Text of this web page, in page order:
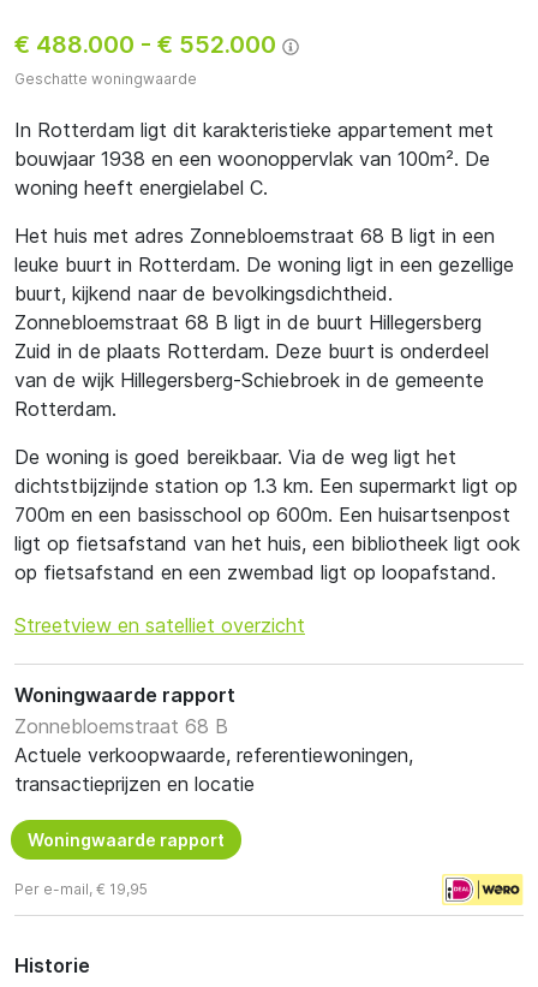
€ 488.000 - € 552.000
Geschatte woningwaarde
In Rotterdam ligt dit karakteristieke appartement met
bouwjaar 1938 en een woonoppervlak van 100m². De
woning heeft energielabel C.
Het huis met adres Zonnebloemstraat 68 B ligt in een
leuke buurt in Rotterdam. De woning ligt in een gezellige
buurt, kijkend naar de bevolkingsdichtheid.
Zonnebloemstraat 68 B ligt in de buurt Hillegersberg
Zuid in de plaats Rotterdam. Deze buurt is onderdeel
van de wijk Hillegersberg-Schiebroek in de gemeente
Rotterdam.
De woning is goed bereikbaar. Via de weg ligt het
dichtstbijzijnde station op 1.3 km. Een supermarkt ligt op
700m en een basisschool op 600m. Een huisartsenpost
ligt op fietsafstand van het huis, een bibliotheek ligt ook
op fietsafstand en een zwembad ligt op loopafstand.
Streetview en satelliet overzicht
Woningwaarde rapport
Zonnebloemstraat 68 B
Actuele verkoopwaarde, referentiewoningen,
transactieprijzen en locatie
Woningwaarde rapport
Per e-mail, € 19,95
Historie